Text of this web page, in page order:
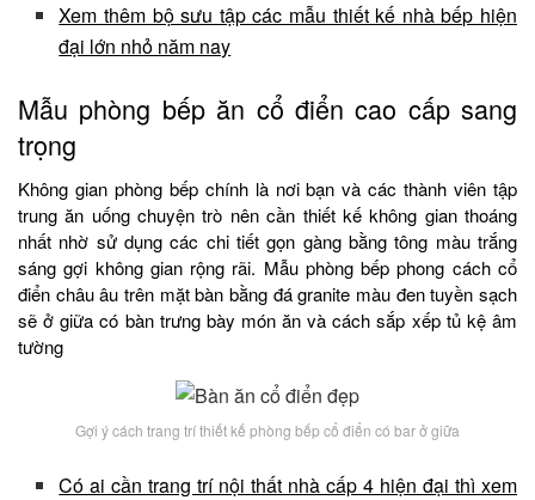
Xem thêm bộ sưu tập các mẫu thiết kế nhà bếp hiện
đại lớn nhỏ năm nay
Mẫu phòng bếp ăn cổ điển cao cấp sang
trọng
Không gian phòng bếp chính là nơi bạn và các thành viên tập
trung ăn uống chuyện trò nên cần thiết kế không gian thoáng
nhất nhờ sử dụng các chi tiết gọn gàng bằng tông màu trắng
sáng gợi không gian rộng rãi. Mẫu phòng bếp phong cách cổ
điển châu âu trên mặt bàn bằng đá granite màu đen tuyền sạch
sẽ ở giữa có bàn trưng bày món ăn và cách sắp xếp tủ kệ âm
tường
Gợi ý cách trang trí thiết kế phòng bếp cổ điển có bar ở giữa
Có ai cần trang trí nội thất nhà cấp 4 hiện đại thì xem